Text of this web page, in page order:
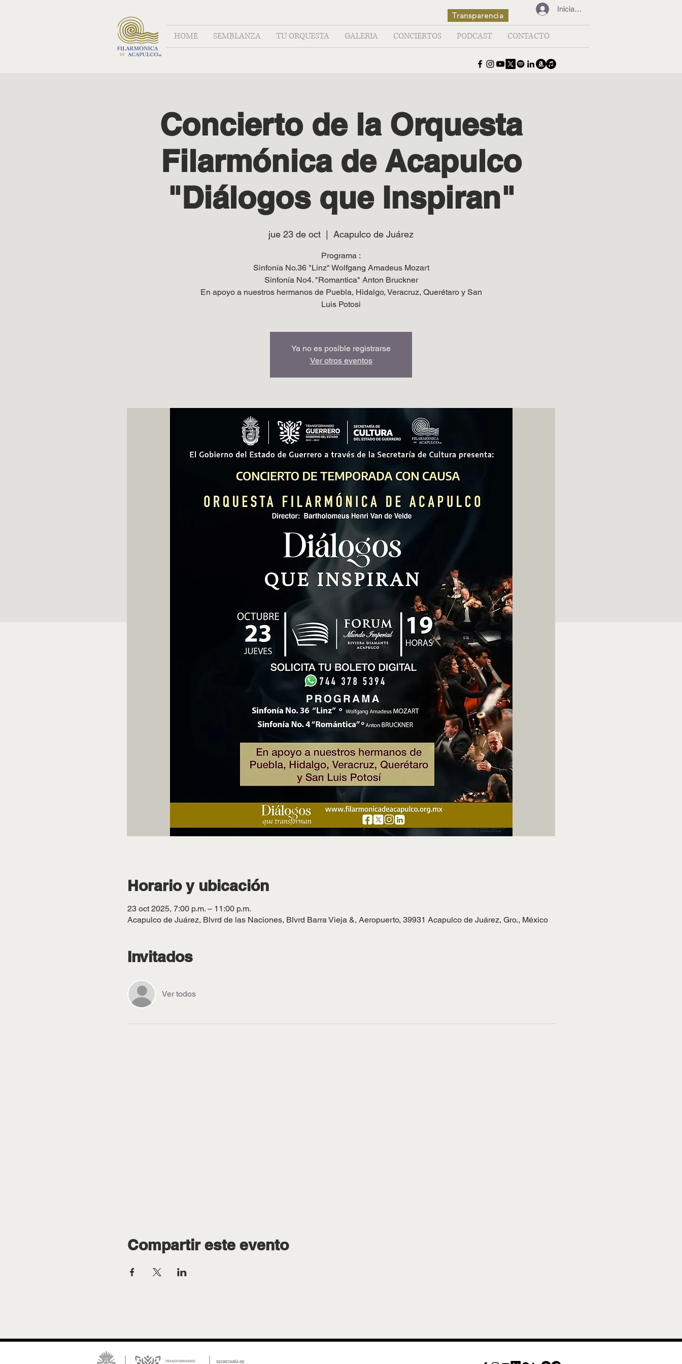
Transparencia
Iniciar sesión
HOME SEMBLANZA TU ORQUESTA GALERIA CONCIERTOS PODCAST CONTACTO
Concierto de la Orquesta
Filarmónica de Acapulco
"Diálogos que Inspiran"
jue 23 de oct Acapulco de Juárez
Programa :
Sinfonía No.36 "Linz" Wolfgang Amadeus Mozart
Sinfonía No4. "Romantica" Anton Bruckner
En apoyo a nuestros hermanos de Puebla, Hidalgo, Veracruz, Querétaro y San
Luis Potosi
Ya no es posible registrarse
Ver otros eventos
Horario y ubicación
23 oct 2025, 7:00 p.m. – 11:00 p.m.
Acapulco de Juárez, Blvrd de las Naciones, Blvrd Barra Vieja &, Aeropuerto, 39931 Acapulco de Juárez, Gro., México
Invitados
Ver todos
Compartir este evento